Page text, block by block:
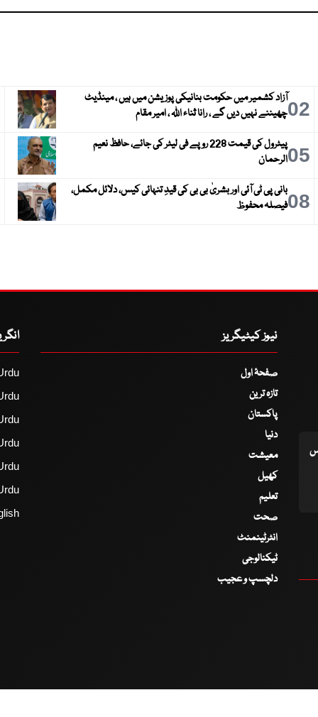
02آزاد کشمیر میں حکومت بنانیکی پوزیشن میں ہیں ، مینڈیٹ
چھیننے نہیں دیں گے ، رانا ثناء اللہ ، امیر مقام
05
پیٹرول کی قیمت 228 روپے فی لیٹر کی جائے، حافظ نعیم
الرحمان
08بانی پی ٹی آئی اور بشریٰ بی بی کی قیدِ تنہائی کیس، دلائل مکمل،
فیصلہ محفوظ
نیوز کیٹیگریز
صفحۂ اول
تازہ ترین
پاکستان
دنیا
معیشت
کھیل
تعلیم
صحت
انٹرٹینمنٹ
ٹیکنالوجی
دلچسپ و عجیب